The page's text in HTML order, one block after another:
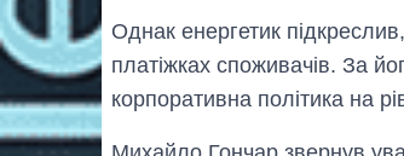
Однак енергетик
платіжках споживачів. За
корпоративна політика на